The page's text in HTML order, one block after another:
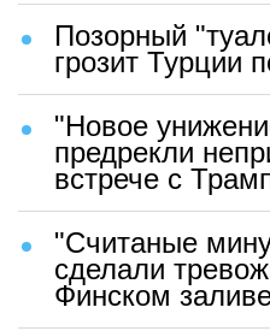
Позорный
грозит Турции
"Новое
предрекли
встрече с
"Считаные
сделали
Финском